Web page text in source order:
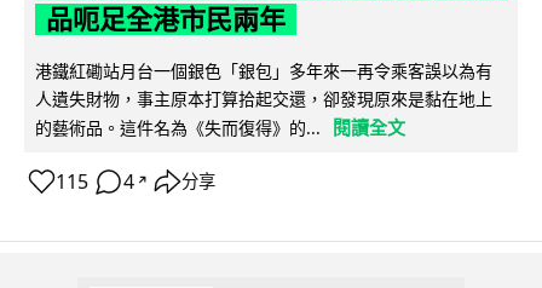
品呃足全港市民兩年
港鐵紅磡站月台一個銀色「銀包」多年來一再令乘客誤以為有
人遺失財物，事主原本打算拾起交還，卻發現原來是黏在地上
的藝術品。這件名為《失而復得》的...
閱讀全文
115 4 ↗ 分享